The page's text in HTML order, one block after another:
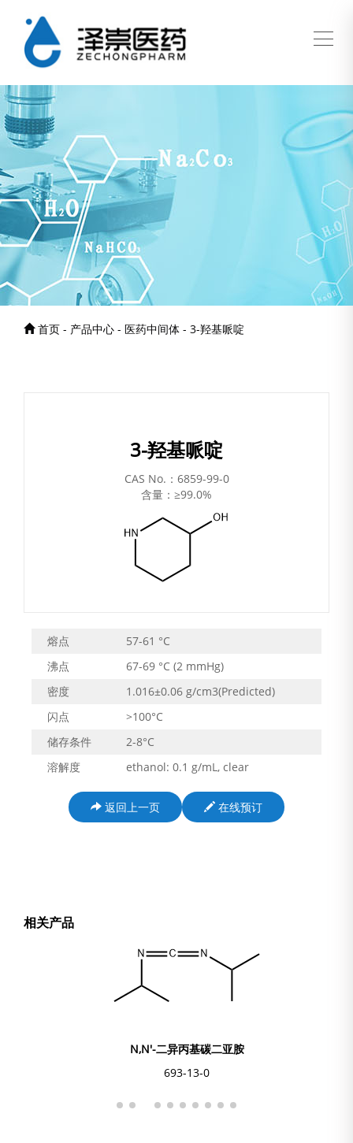
首页 - 产品中心 - 医药中间体 - 3-羟基哌啶
3-羟基哌啶
CAS No.：6859-99-0
含量：≥99.0%
熔点
57-61 °C
沸点
67-69 °C (2 mmHg)
密度
1.016±0.06 g/cm3(Predicted)
闪点
>100°C
储存条件
2-8°C
溶解度
ethanol: 0.1 g/mL, clear
返回上一页 在线预订
相关产品
N,N'-二异丙基碳二亚胺
693-13-0